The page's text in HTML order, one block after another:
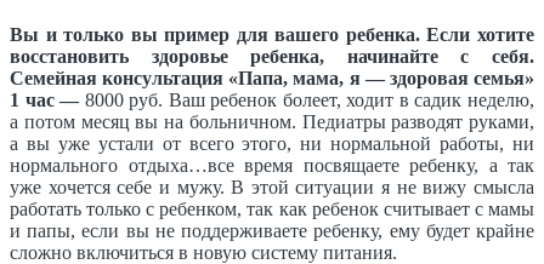
Вы и только вы пример для вашего ребенка. Если хотите
восстановить здоровье ребенка, начинайте с себя.
Семейная консультация «Папа, мама, я — здоровая семья»
1 час — 8000 руб. Ваш ребенок болеет, ходит в садик неделю,
а потом месяц вы на больничном. Педиатры разводят руками,
а вы уже устали от всего этого, ни нормальной работы, ни
нормального отдыха…все время посвящаете ребенку, а так
уже хочется себе и мужу. В этой ситуации я не вижу смысла
работать только с ребенком, так как ребенок считывает с мамы
и папы, если вы не поддерживаете ребенку, ему будет крайне
сложно включиться в новую систему питания.